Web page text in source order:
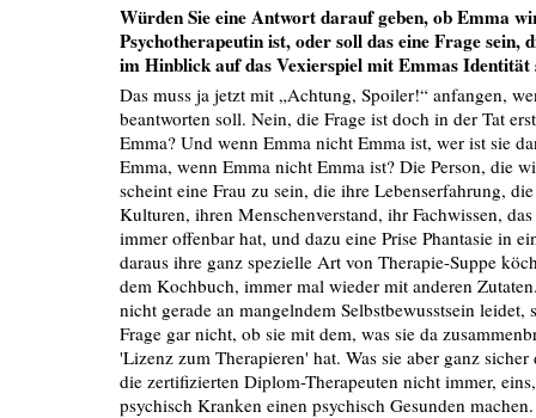
Würden Sie eine Antwort darauf geben, ob Emma
Psychotherapeutin ist, oder soll das eine Frage sein,
im Hinblick auf das Vexierspiel mit Emmas Identität
Das muss ja jetzt mit „Achtung, Spoiler!“ anfangen,
beantworten soll. Nein, die Frage ist doch in der Tat
Emma? Und wenn Emma nicht Emma ist, wer ist sie
Emma, wenn Emma nicht Emma ist? Die Person, die
scheint eine Frau zu sein, die ihre Lebenserfahrung,
Kulturen, ihren Menschenverstand, ihr Fachwissen,
immer offenbar hat, und dazu eine Prise Phantasie in
daraus ihre ganz spezielle Art von Therapie-Suppe
dem Kochbuch, immer mal wieder mit anderen
nicht gerade an mangelndem Selbstbewusstsein leidet,
Frage gar nicht, ob sie mit dem, was sie da
'Lizenz zum Therapieren' hat. Was sie aber ganz sicher
die zertifizierten Diplom-Therapeuten nicht immer,
psychisch Kranken einen psychisch Gesunden machen.